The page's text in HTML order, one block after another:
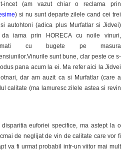
incet (am vazut chiar o reclama prin
) si nu sunt departe zilele cand cei trei
autohtoni (adica plus Murfatlar si Jidvei)
iama prin HORECA cu noile vinuri,
cu bugete pe masura
sunt bune, clar peste ce s-
pana acum la ei. Ma refer aici la Jidvei
dar am auzit ca si Murfatlar (care a
calitate (ma lamuresc zilele astea si revin
euforiei specifice, ma astept la o
de neglijat de vin de calitate care vor fi
va fi urmat probabil intr-un viitor mai mult